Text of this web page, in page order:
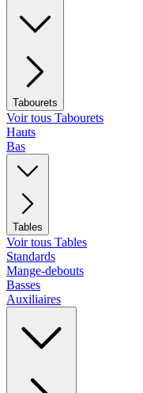
Tabourets
Voir tous Tabourets
Hauts
Bas
Tables
Voir tous Tables
Standards
Mange-debouts
Basses
Auxiliaires